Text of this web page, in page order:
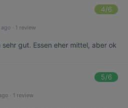
4/6
· 1 review
sehr gut. Essen eher mittel, aber ok
5/6
· 1 review